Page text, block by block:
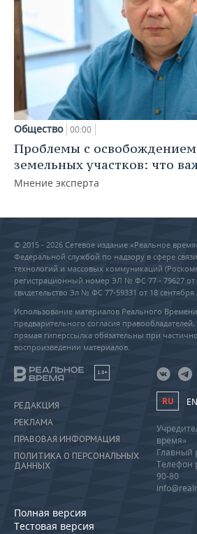
Общество 00:00
Проблемы с
земельных участков: что
Мнение эксперта
© 2015 - 2026 Сетевое издание «Реальное
Федеральной службой по надзору в сфере
технологий и массовых коммуникаций
регистрационный номер ЭЛ № ФС 77 - 79627 от
свидетельство Эл № ФС 77-59331 от 18 сентября
Использование материалов Реального
предварительного согласия
прямая гиперссылка обязательны при
воспроизведении материалов.
18+
РЕДАКЦИЯ
РЕКЛАМА
ПРАВОВАЯ ИНФОРМАЦИЯ
ПОЛИТИКА О ПЕРСОНАЛЬНЫХ
ДАННЫХ
Полная версия
Тестовая версия
RU EN
время»
Главный
Телефон
90-80